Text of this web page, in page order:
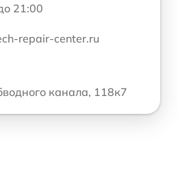
21:00
repair-center.ru
канала, 118к7